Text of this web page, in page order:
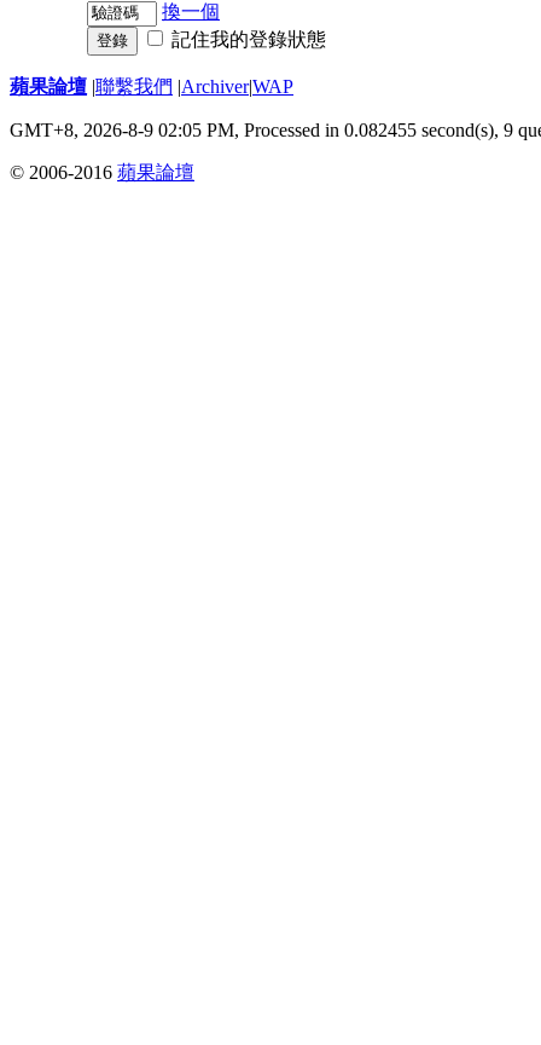
換一個
登錄 記住我的登錄狀態
蘋果論壇 |聯繫我們 |Archiver|WAP
GMT+8, 2026-8-9 02:05 PM, Processed in 0.082455 second(s), 9
© 2006-2016 蘋果論壇